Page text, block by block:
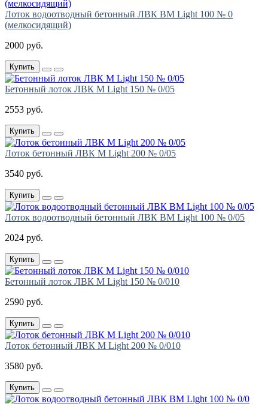
Лоток водоотводный бетонный ЛВК ВМ Light 100 № 0
(мелкосидящий)
2000 руб.
Купить
Бетонный лоток ЛВК М Light 150 № 0/05
2553 руб.
Купить
Лоток бетонный ЛВК М Light 200 № 0/05
3540 руб.
Купить
Лоток водоотводный бетонный ЛВК ВМ Light 100 № 0/05
2024 руб.
Купить
Бетонный лоток ЛВК М Light 150 № 0/010
2590 руб.
Купить
Лоток бетонный ЛВК М Light 200 № 0/010
3580 руб.
Купить